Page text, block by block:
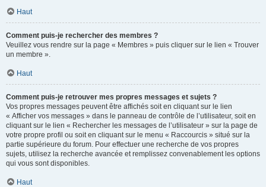
Haut
Comment puis-je rechercher des membres ?
Veuillez vous rendre sur la page « Membres » puis cliquer sur le lien « Trouver
un membre ».
Haut
Comment puis-je retrouver mes propres messages et sujets ?
Vos propres messages peuvent être affichés soit en cliquant sur le lien
« Afficher vos messages » dans le panneau de contrôle de l’utilisateur, soit en
cliquant sur le lien « Rechercher les messages de l’utilisateur » sur la page de
votre propre profil ou soit en cliquant sur le menu « Raccourcis » situé sur la
partie supérieure du forum. Pour effectuer une recherche de vos propres
sujets, utilisez la recherche avancée et remplissez convenablement les options
qui vous sont disponibles.
Haut